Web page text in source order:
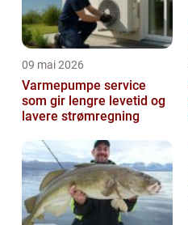
09 mai 2026
Varmepumpe service
som gir lengre levetid og
lavere strømregning